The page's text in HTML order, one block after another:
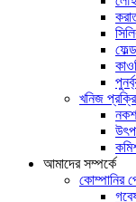
খনিজ
আমাদের সম্পর্কে
কোম্পানির